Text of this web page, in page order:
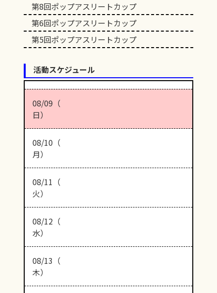
第8回ポップアスリートカップ
第6回ポップアスリートカップ
第5回ポップアスリートカップ
活動スケジュール
08/09（
日）
08/10（
月）
08/11（
火）
08/12（
水）
08/13（
木）